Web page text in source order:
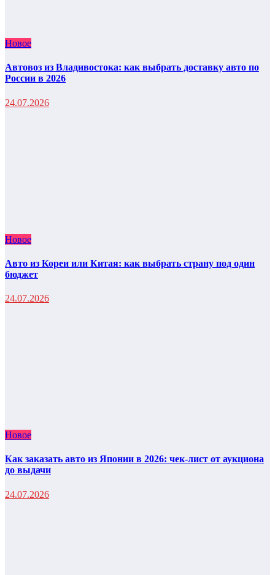
Новое
Автовоз из Владивостока: как выбрать доставку авто по
России в 2026
24.07.2026
Новое
Авто из Кореи или Китая: как выбрать страну под один
бюджет
24.07.2026
Новое
Как заказать авто из Японии в 2026: чек-лист от аукциона
до выдачи
24.07.2026